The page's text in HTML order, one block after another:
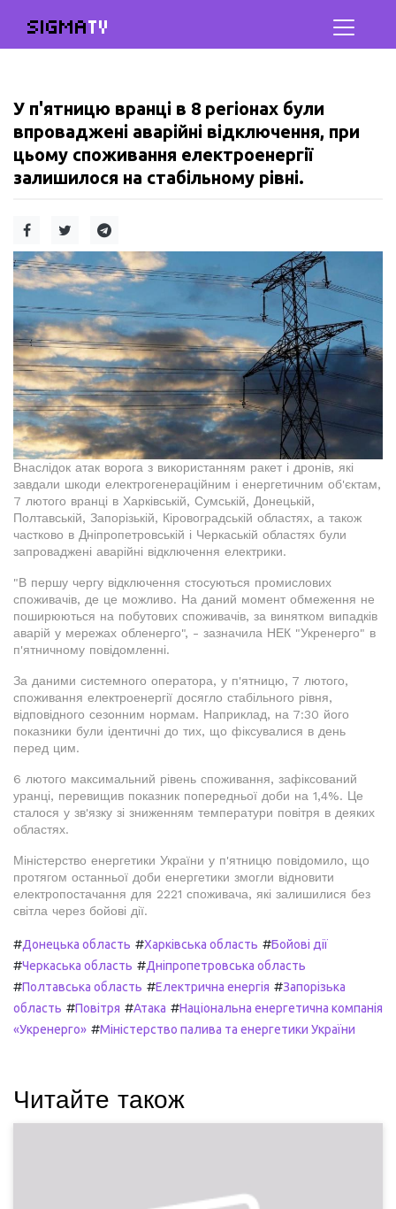
SIGMATV
У п'ятницю вранці в 8 регіонах були
впроваджені аварійні відключення, при
цьому споживання електроенергії
залишилося на стабільному рівні.
Внаслідок атак ворога з використанням ракет і дронів, які
завдали шкоди електрогенераційним і енергетичним об'єктам,
7 лютого вранці в Харківській, Сумській, Донецькій,
Полтавській, Запорізькій, Кіровоградській областях, а також
частково в Дніпропетровській і Черкаській областях були
запроваджені аварійні відключення електрики.
"В першу чергу відключення стосуються промислових
споживачів, де це можливо. На даний момент обмеження не
поширюються на побутових споживачів, за винятком випадків
аварій у мережах обленерго", - зазначила НЕК "Укренерго" в
п'ятничному повідомленні.
За даними системного оператора, у п'ятницю, 7 лютого,
споживання електроенергії досягло стабільного рівня,
відповідного сезонним нормам. Наприклад, на 7:30 його
показники були ідентичні до тих, що фіксувалися в день
перед цим.
6 лютого максимальний рівень споживання, зафіксований
уранці, перевищив показник попередньої доби на 1,4%. Це
сталося у зв'язку зі зниженням температури повітря в деяких
областях.
Міністерство енергетики України у п'ятницю повідомило, що
протягом останньої доби енергетики змогли відновити
електропостачання для 2221 споживача, які залишилися без
світла через бойові дії.
#Донецька область #Харківська область #Бойові дії
#Черкаська область #Дніпропетровська область
#Полтавська область #Електрична енергія #Запорізька
область #Повітря #Атака #Національна енергетична компанія
«Укренерго» #Міністерство палива та енергетики України
Читайте також